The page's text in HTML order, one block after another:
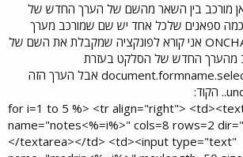
מורכב בין השאר מהשם של הערך החדש של
ספאנים שלכל אחד יש שם שמורכב מערך
אחר) וב ONCHANGE אני קורא לפונקציה שמקבלת את השם של
מהערך החדש של הסלקט בעזרת
document.formname.selectname.value אבל הערך הזה
<% for i=1 to 5 %> <tr align="right">
name="notes<%=i%>" cols=8 rows=2
</textarea></td> <td><input type="text"